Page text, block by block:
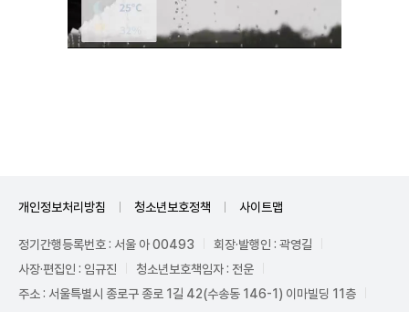
개인정보처리방침 청소년보호정책 사이트맵
정기간행등록번호 : 서울 아 00493
회장·발행인 : 곽영길
사장·편집인 : 임규진
청소년보호책임자 : 전운
주소 : 서울특별시 종로구 종로 1길 42(수송동 146-1) 이마빌딩 11층